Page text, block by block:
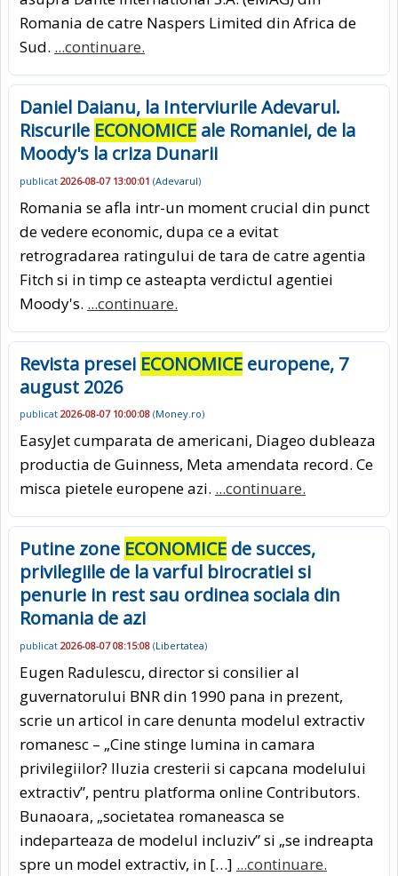
Romania de catre Naspers Limited din Africa de
Sud. ...continuare.
Daniel Daianu, la Interviurile Adevarul.
Riscurile ECONOMICE ale Romaniei, de la
Moody's la criza Dunarii
publicat 2026-08-07 13:00:01 (Adevarul)
Romania se afla intr-un moment crucial din punct
de vedere economic, dupa ce a evitat
retrogradarea ratingului de tara de catre agentia
Fitch si in timp ce asteapta verdictul agentiei
Moody's. ...continuare.
Revista presei ECONOMICE europene, 7
august 2026
publicat 2026-08-07 10:00:08 (Money.ro)
EasyJet cumparata de americani, Diageo dubleaza
productia de Guinness, Meta amendata record. Ce
misca pietele europene azi. ...continuare.
Putine zone ECONOMICE de succes,
privilegiile de la varful birocratiei si
penurie in rest sau ordinea sociala din
Romania de azi
publicat 2026-08-07 08:15:08 (Libertatea)
Eugen Radulescu, director si consilier al
guvernatorului BNR din 1990 pana in prezent,
scrie un articol in care denunta modelul extractiv
romanesc – „Cine stinge lumina in camara
privilegiilor? Iluzia cresterii si capcana modelului
extractiv”, pentru platforma online Contributors.
Bunaoara, „societatea romaneasca se
indeparteaza de modelul incluziv” si „se indreapta
spre un model extractiv, in […] ...continuare.